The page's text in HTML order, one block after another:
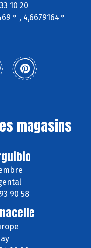
10 20
° , 4,6679164 °
magasins
90 58